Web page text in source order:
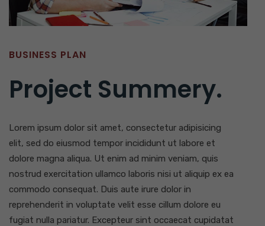
BUSINESS PLAN
Project Summery.
Lorem ipsum dolor sit amet, consectetur adipisicing
elit, sed do eiusmod tempor incididunt ut labore et
dolore magna aliqua. Ut enim ad minim veniam, quis
nostrud exercitation ullamco laboris nisi ut aliquip ex ea
commodo consequat. Duis aute irure dolor in
reprehenderit in voluptate velit esse cillum dolore eu
fugiat nulla pariatur. Excepteur sint occaecat cupidatat